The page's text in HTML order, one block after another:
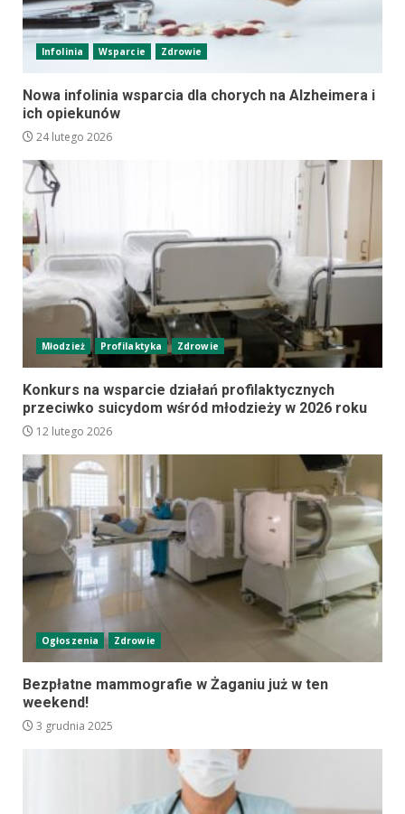
Infolinia Wsparcie Zdrowie
Nowa infolinia wsparcia dla chorych na Alzheimera i
ich opiekunów
24 lutego 2026
Młodzież Profilaktyka Zdrowie
Konkurs na wsparcie działań profilaktycznych
przeciwko suicydom wśród młodzieży w 2026 roku
12 lutego 2026
Ogłoszenia Zdrowie
Bezpłatne mammografie w Żaganiu już w ten
weekend!
3 grudnia 2025